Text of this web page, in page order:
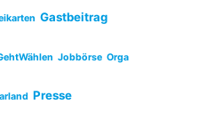
Gastbeitrag
Jobbörse Orga
Presse